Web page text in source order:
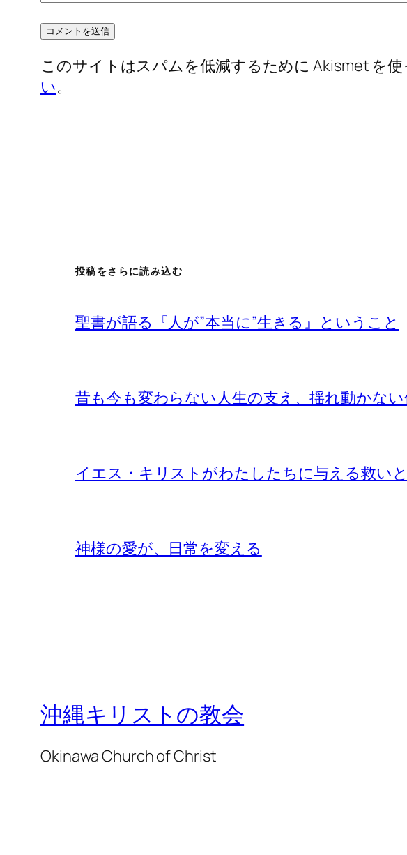
このサイトはスパムを低減するために Akismet を使
い。
投稿をさらに読み込む
聖書が語る『人が”本当に”生きる』ということ
昔も今も変わらない人生の支え、揺れ動かな
イエス・キリストがわたしたちに与える救い
神様の愛が、日常を変える
沖縄キリストの教会
Okinawa Church of Christ